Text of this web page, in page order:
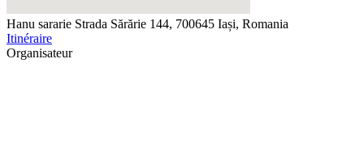
Hanu sararie Strada Sărărie 144, 700645 Iași, Romania
Itinéraire
Organisateur